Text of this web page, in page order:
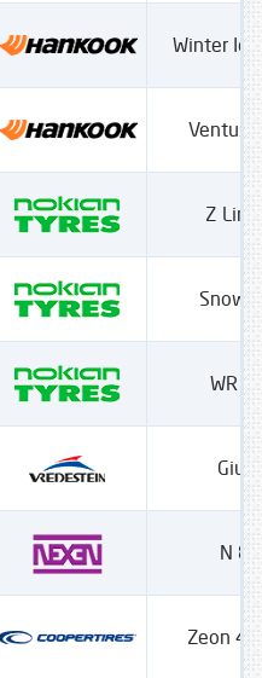
Winter
Ventus
Z Line
Snow
WR
N
Zeon